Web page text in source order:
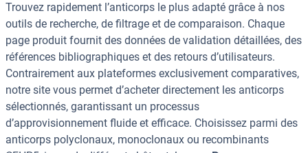
Trouvez rapidement l’anticorps le plus adapté grâce à nos
outils de recherche, de filtrage et de comparaison. Chaque
page produit fournit des données de validation détaillées, des
références bibliographiques et des retours d’utilisateurs.
Contrairement aux plateformes exclusivement comparatives,
notre site vous permet d’acheter directement les anticorps
sélectionnés, garantissant un processus
d’approvisionnement fluide et efficace. Choisissez parmi des
anticorps polyclonaux, monoclonaux ou recombinants